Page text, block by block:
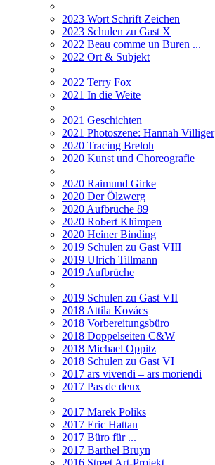
2023 Wort Schrift Zeichen
2023 Schulen zu Gast X
2022 Beau comme un Buren ...
2022 Ort & Subjekt
2022 Terry Fox
2021 In die Weite
2021 Geschichten
2021 Photoszene: Hannah Villiger
2020 Tracing Breloh
2020 Kunst und Choreografie
2020 Raimund Girke
2020 Der Ölzwerg
2020 Aufbrüche 89
2020 Robert Klümpen
2020 Heiner Binding
2019 Schulen zu Gast VIII
2019 Ulrich Tillmann
2019 Aufbrüche
2019 Schulen zu Gast VII
2018 Attila Kovács
2018 Vorbereitungsbüro
2018 Doppelseiten C&W
2018 Michael Oppitz
2018 Schulen zu Gast VI
2017 ars vivendi – ars moriendi
2017 Pas de deux
2017 Marek Poliks
2017 Eric Hattan
2017 Büro für ...
2017 Barthel Bruyn
2016 Street Art-Projekt